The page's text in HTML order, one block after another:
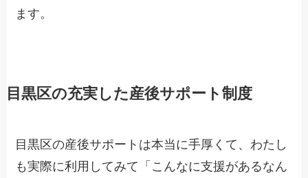
ます。
目黒区の充実した産後サポート制度
目黒区の産後サポートは本当に手厚くて、わたし
も実際に利用してみて「こんなに支援があるなん